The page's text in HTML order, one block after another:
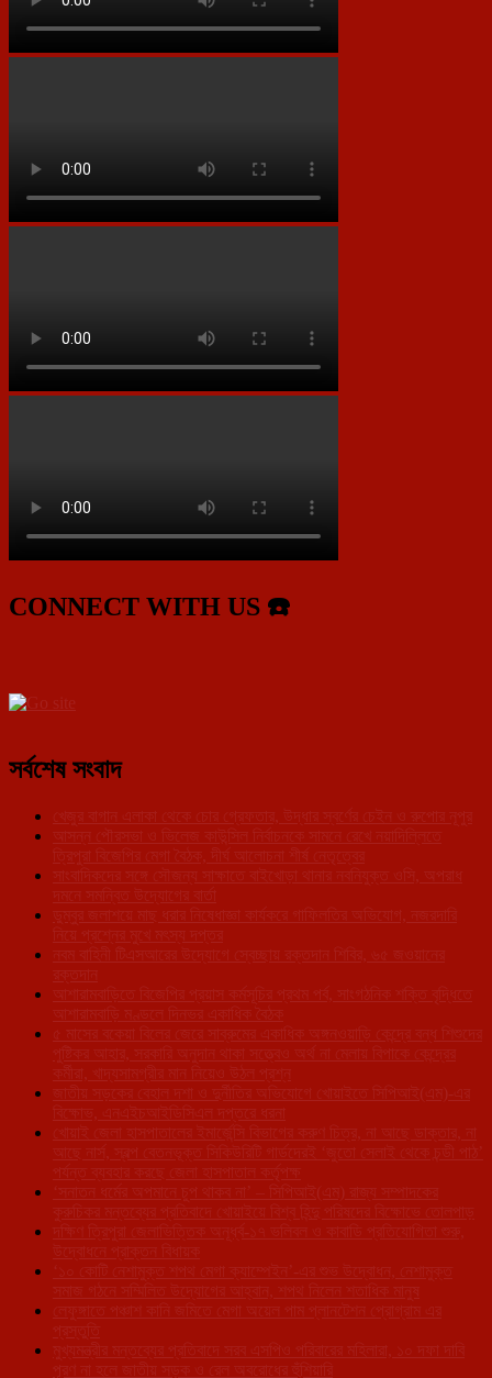
CONNECT WITH US ☎️
সর্বশেষ সংবাদ
খেজুর বাগান এলাকা থেকে চোর গ্রেফতার, উদ্ধার স্বর্ণের চেইন ও রুপোর নূপুর
আসন্ন পৌরসভা ও ভিলেজ কাউন্সিল নির্বাচনকে সামনে রেখে নয়াদিল্লিতে
ত্রিপুরা বিজেপির মেগা বৈঠক, দীর্ঘ আলোচনা শীর্ষ নেতৃত্বের
সাংবাদিকদের সঙ্গে সৌজন্য সাক্ষাতে বাইখোড়া থানার নবনিযুক্ত ওসি, অপরাধ
দমনে সমন্বিত উদ্যোগের বার্তা
ডুম্বুর জলাশয়ে মাছ ধরার নিষেধাজ্ঞা কার্যকরে গাফিলতির অভিযোগ, নজরদারি
নিয়ে প্রশ্নের মুখে মৎস্য দপ্তর
নবম বাহিনী টিএসআরের উদ্যোগে স্বেচ্ছায় রক্তদান শিবির, ৬৫ জওয়ানের
রক্তদান
আশারামবাড়িতে বিজেপির প্রয়াস কর্মসূচির প্রথম পর্ব, সাংগঠনিক শক্তি বৃদ্ধিতে
আশারামবাড়ি মণ্ডলে দিনভর একাধিক বৈঠক
৫ মাসের বকেয়া বিলের জেরে সাব্রুমের একাধিক অঙ্গনওয়াড়ি কেন্দ্রে বন্ধ শিশুদের
পুষ্টিকর আহার, সরকারি অনুদান থাকা সত্ত্বেও অর্থ না মেলায় বিপাকে কেন্দ্রের
কর্মীরা, খাদ্যসামগ্রীর মান নিয়েও উঠল প্রশ্ন
জাতীয় সড়কের বেহাল দশা ও দুর্নীতির অভিযোগে খোয়াইতে সিপিআই(এম)-এর
বিক্ষোভ, এনএইচআইডিসিএল দপ্তরে ধরনা
খোয়াই জেলা হাসপাতালের ইমার্জেন্সি বিভাগের করুণ চিত্র, না আছে ডাক্তার, না
আছে নার্স, স্বল্প বেতনভূক্ত সিকিউরিটি গার্ডদেরই ‘জুতো সেলাই থেকে চন্ডী পাঠ’
পর্যন্ত ব্যবহার করছে জেলা হাসপাতাল কর্তৃপক্ষ
‘সনাতন ধর্মের অপমানে চুপ থাকব না’ – সিপিআই(এম) রাজ্য সম্পাদকের
কুরুচিকর মন্তব্যের প্রতিবাদে খোয়াইয়ে বিশ্ব হিন্দু পরিষদের বিক্ষোভে তোলপাড়
দক্ষিণ ত্রিপুরা জেলাভিত্তিক অনূর্ধ্ব-১৭ ভলিবল ও কাবাডি প্রতিযোগিতা শুরু,
উদ্বোধনে প্রাক্তন বিধায়ক
‘১০ কোটি নেশামুক্ত শপথ মেগা ক্যাম্পেইন’-এর শুভ উদ্বোধন, নেশামুক্ত
সমাজ গঠনে সম্মিলিত উদ্যোগের আহ্বান, শপথ নিলেন শতাধিক মানুষ
লেফুঙ্গাতে পঞ্চাশ কানি জমিতে মেগা অয়েল পাম প্লানটেশন প্রোগ্রাম এর
প্রস্তুতি
মুখ্যমন্ত্রীর মন্তব্যের প্রতিবাদে সরব এসপিও পরিবারের মহিলারা, ১০ দফা দাবি
পূরণ না হলে জাতীয় সড়ক ও রেল অবরোধের হুঁশিয়ারি